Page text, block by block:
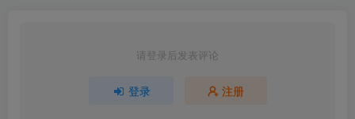
请登录后发表评论
登录 注册